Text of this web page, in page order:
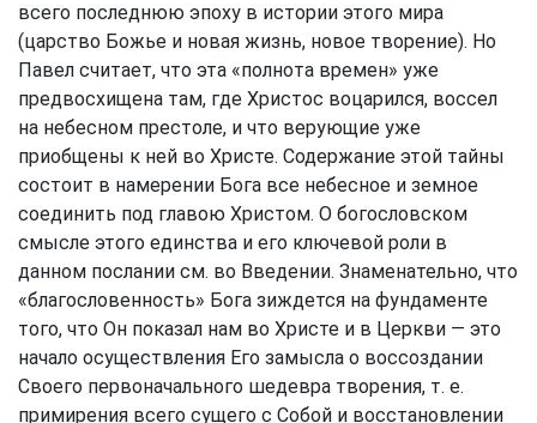
всего последнюю эпоху в истории этого мира
(царство Божье и новая жизнь, новое творение). Но
Павел считает, что эта «полнота времен» уже
предвосхищена там, где Христос воцарился, воссел
на небесном престоле, и что верующие уже
приобщены к ней во Христе. Содержание этой тайны
состоит в намерении Бога все небесное и земное
соединить под главою Христом. О богословском
смысле этого единства и его ключевой роли в
данном послании см. во Введении. Знаменательно, что
«благословенность» Бога зиждется на фундаменте
того, что Он показал нам во Христе и в Церкви — это
начало осуществления Его замысла о воссоздании
Своего первоначального шедевра творения, т. е.
примирения всего сущего с Собой и восстановлении